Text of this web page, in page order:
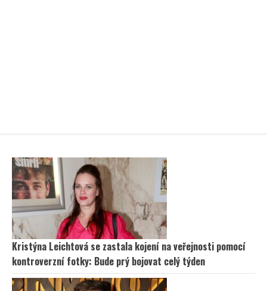
Kristýna Leichtová se zastala kojení na veřejnosti pomocí
kontroverzní fotky: Bude prý bojovat celý týden